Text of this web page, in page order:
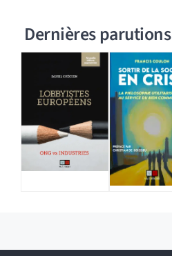
Dernières parutions